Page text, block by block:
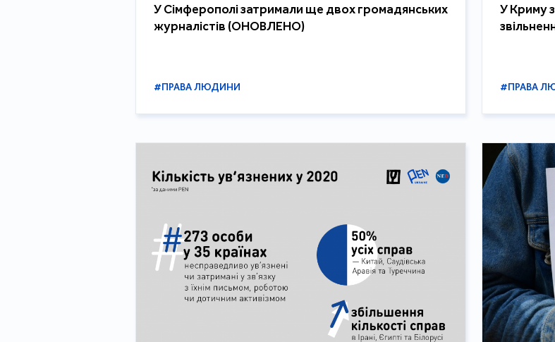
У Сімферополі затримали ще двох громадянських
журналістів (ОНОВЛЕНО)
#ПРАВА ЛЮДИНИ
У Криму
#ПРАВА